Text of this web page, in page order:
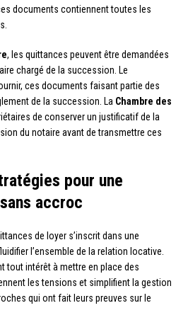
documents contiennent toutes les
, les quittances peuvent être demandées
chargé de la succession. Le
ces documents faisant partie des
de la succession. La Chambre des
de conserver un justificatif de la
du notaire avant de transmettre ces
pour une
accroc
de loyer s’inscrit dans une
l’ensemble de la relation locative.
tout intérêt à mettre en place des
les tensions et simplifient la gestion
qui ont fait leurs preuves sur le